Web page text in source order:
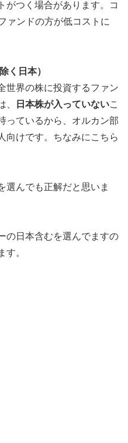
がつく場合があります。コ
ァンドの方が低コストに
く日本）
世界の株に投資するファン
日本株が入っていないこ
っているから、オルカン部
向けです。ちなみにこちら
選んでも正解だと思いま
の日本含むを選んでますの
す。